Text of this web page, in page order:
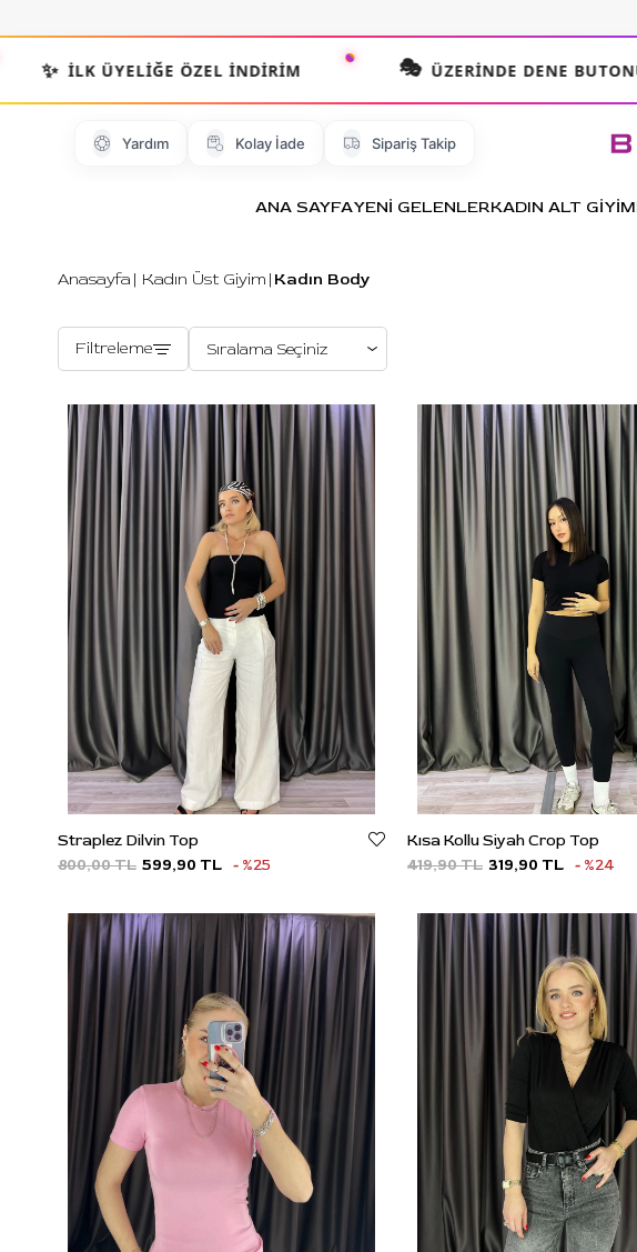
İLK ÜYELIĞE ÖZEL İNDIRIM 🎭 ÜZERINDE DENE BUTONU
Yardım Kolay İade Sipariş Takip
ANA SAYFAYENİ GELENLERKADIN ALT GİYİM
Anasayfa Kadın Üst Giyim Kadın Body
Filtreleme
Straplez Dilvin Top
599,90 TL
800,00 TL %25
Kısa Kollu Siyah Crop Top
319,90 TL
419,90 TL %24